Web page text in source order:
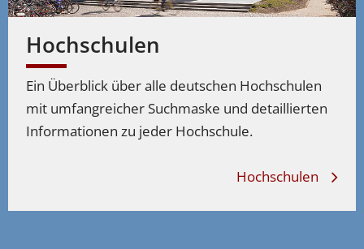
Hochschulen
Ein Überblick über alle deutschen Hochschulen
mit umfangreicher Suchmaske und detaillierten
Informationen zu jeder Hochschule.
Hochschulen